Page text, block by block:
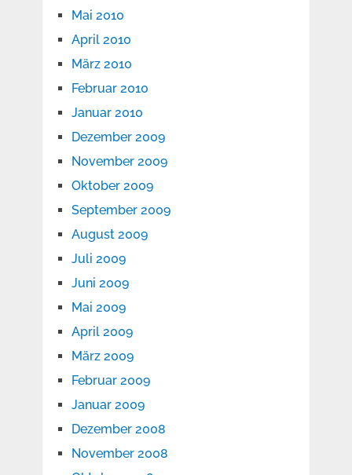
Mai 2010
April 2010
März 2010
Februar 2010
Januar 2010
Dezember 2009
November 2009
Oktober 2009
September 2009
August 2009
Juli 2009
Juni 2009
Mai 2009
April 2009
März 2009
Februar 2009
Januar 2009
Dezember 2008
November 2008